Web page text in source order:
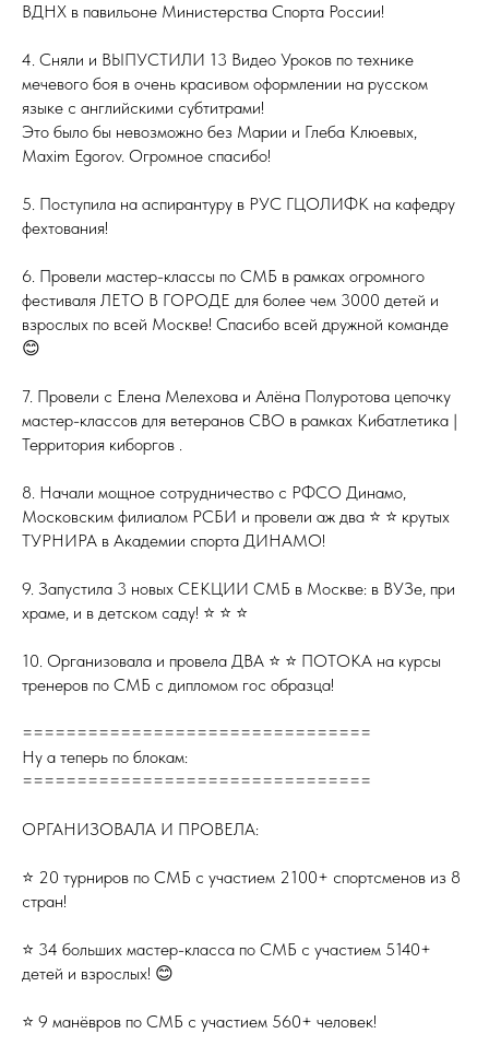
ВДНХ в павильоне Министерства Спорта России!
4. Сняли и ВЫПУСТИЛИ 13 Видео Уроков по технике
мечевого боя в очень красивом оформлении на русском
языке с английскими субтитрами!
Это было бы невозможно без Марии и Глеба Клюевых,
Maxim Egorov. Огромное спасибо!
5. Поступила на аспирантуру в РУС ГЦОЛИФК на кафедру
фехтования!
6. Провели мастер-классы по СМБ в рамках огромного
фестиваля ЛЕТО В ГОРОДЕ для более чем 3000 детей и
взрослых по всей Москве! Спасибо всей дружной команде
😊
7. Провели с Елена Мелехова и Алёна Полуротова цепочку
мастер-классов для ветеранов СВО в рамках Кибатлетика |
Территория киборгов .
8. Начали мощное сотрудничество с РФСО Динамо,
Московским филиалом РСБИ и провели аж два ⭐️ ⭐️ крутых
ТУРНИРА в Академии спорта ДИНАМО!
9. Запустила 3 новых СЕКЦИИ СМБ в Москве: в ВУЗе, при
храме, и в детском саду! ⭐️ ⭐️ ⭐️
10. Организовала и провела ДВА ⭐️ ⭐️ ПОТОКА на курсы
тренеров по СМБ с дипломом гос образца!
================================
Ну а теперь по блокам:
================================
ОРГАНИЗОВАЛА И ПРОВЕЛА:
⭐️ 20 турниров по СМБ с участием 2100+ спортсменов из 8
стран!
⭐️ 34 больших мастер-класса по СМБ с участием 5140+
детей и взрослых! 😊
⭐️ 9 манёвров по СМБ с участием 560+ человек!